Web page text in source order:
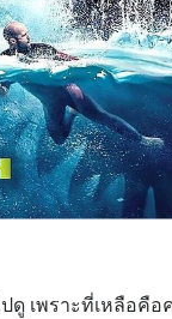
ดู เพราะที่เหลือคื